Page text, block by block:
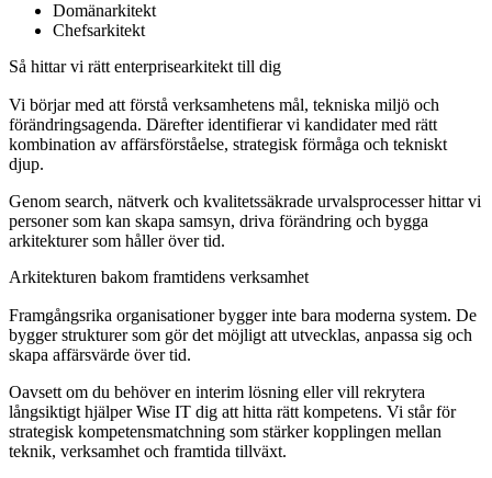
Domänarkitekt
Chefsarkitekt
Så hittar vi rätt enterprisearkitekt till dig
Vi börjar med att förstå verksamhetens mål, tekniska miljö och
förändringsagenda. Därefter identifierar vi kandidater med rätt
kombination av affärsförståelse, strategisk förmåga och tekniskt
djup.
Genom search, nätverk och kvalitetssäkrade urvalsprocesser hittar vi
personer som kan skapa samsyn, driva förändring och bygga
arkitekturer som håller över tid.
Arkitekturen bakom framtidens verksamhet
Framgångsrika organisationer bygger inte bara moderna system. De
bygger strukturer som gör det möjligt att utvecklas, anpassa sig och
skapa affärsvärde över tid.
Oavsett om du behöver en interim lösning eller vill rekrytera
långsiktigt hjälper Wise IT dig att hitta rätt kompetens. Vi står för
strategisk kompetensmatchning som stärker kopplingen mellan
teknik, verksamhet och framtida tillväxt.